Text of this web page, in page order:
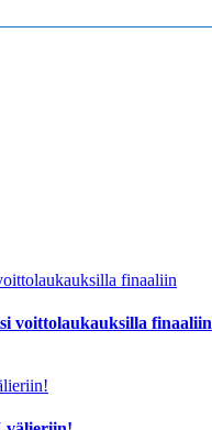
voittolaukauksilla finaaliin